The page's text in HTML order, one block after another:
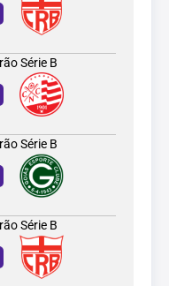
Série B
Série B
Série B